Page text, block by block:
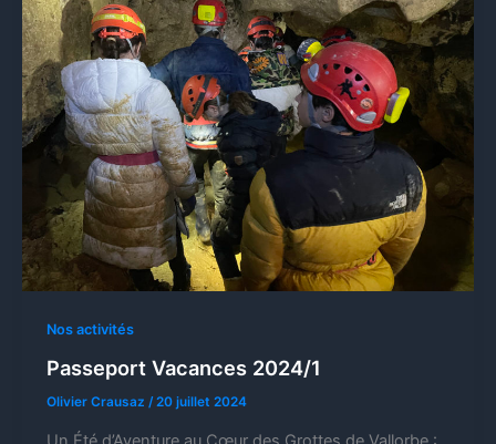
Nos activités
Passeport Vacances 2024/1
Olivier Crausaz /20 juillet 2024